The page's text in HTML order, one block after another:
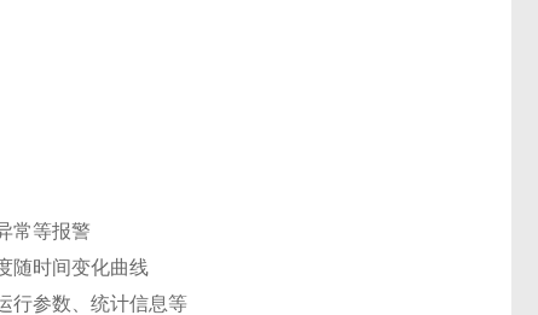
常等报警
随时间变化曲线
行参数、统计信息等